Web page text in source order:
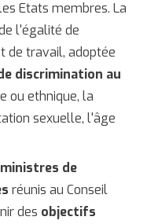
Etats membres. La
l'égalité de
de travail, adoptée
discrimination au
ou ethnique, la
sexuelle, l'âge
de
réunis au Conseil
des objectifs